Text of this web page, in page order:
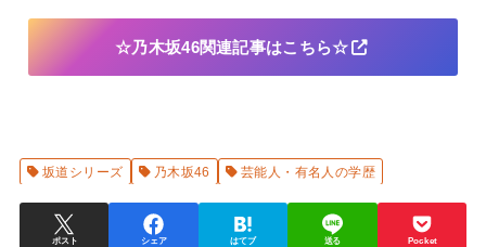
☆乃木坂46関連記事はこちら☆
坂道シリーズ 乃木坂46 芸能人・有名人の学歴
ポスト シェア はてブ 送る Pocket